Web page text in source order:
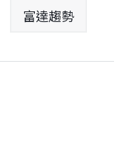
富達趨勢